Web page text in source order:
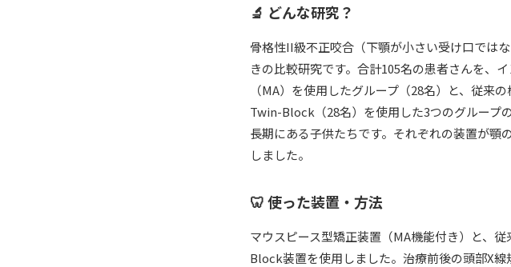
🔬 どんな研究？
骨格性II級不正咬合（下顎が小さい受け口では
きの比較研究です。合計105名の患者さんを、
（MA）を使用したグループ（28名）と、従来
Twin-Block（28名）を使用した3つのグループ
長期にある子供たちです。それぞれの装置が顎
しました。
🦷 使った装置・方法
マウスピース型矯正装置（MA機能付き）と、
Block装置を使用しました。治療前後の頭部X線